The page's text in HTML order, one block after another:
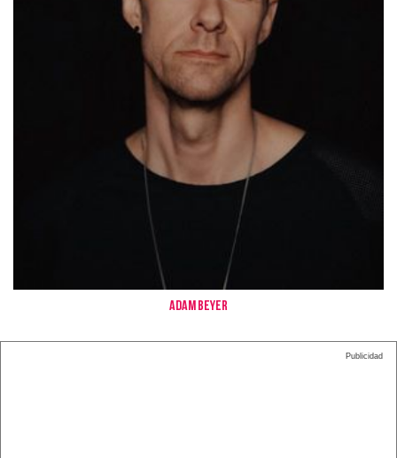
Adam Beyer
Publicidad